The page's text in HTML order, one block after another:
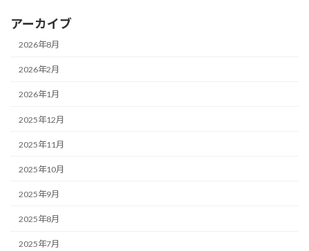
アーカイブ
2026年8月
2026年2月
2026年1月
2025年12月
2025年11月
2025年10月
2025年9月
2025年8月
2025年7月